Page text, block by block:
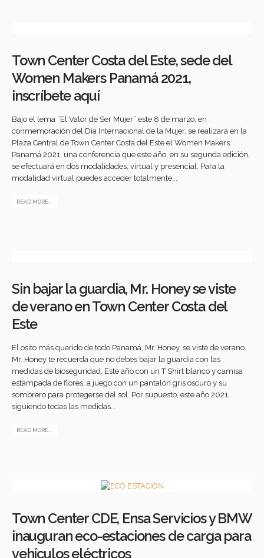
Town Center Costa del Este, sede del
Women Makers Panamá 2021,
inscríbete aquí
Bajo el lema “El Valor de Ser Mujer” este 8 de marzo, en
conmemoración del Día Internacional de la Mujer, se realizará en la
Plaza Central de Town Center Costa del Este el Women Makers
Panamá 2021, una conferencia que este año, en su segunda edición,
se efectuará en dos modalidades, virtual y presencial. Para la
modalidad virtual puedes acceder totalmente...
READ MORE...
Sin bajar la guardia, Mr. Honey se viste
de verano en Town Center Costa del
Este
El osito más querido de todo Panamá, Mr. Honey, se viste de verano.
Mr. Honey te recuerda que no debes bajar la guardia con las
medidas de bioseguridad. Este año con un T Shirt blanco y camisa
estampada de flores, a juego con un pantalón gris oscuro y su
sombrero para protegerse del sol. Por supuesto, este año 2021,
siguiendo todas las medidas...
READ MORE...
Town Center CDE, Ensa Servicios y BMW
inauguran eco-estaciones de carga para
vehículos eléctricos